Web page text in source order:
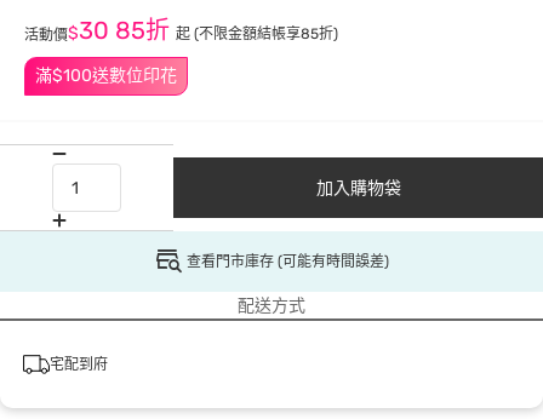
滿$100送數位印花
活動價$30 85折 起 (不限金額結帳享85折)
加入購物袋
查看門市庫存 (可能有時間誤差)
配送方式
宅配到府